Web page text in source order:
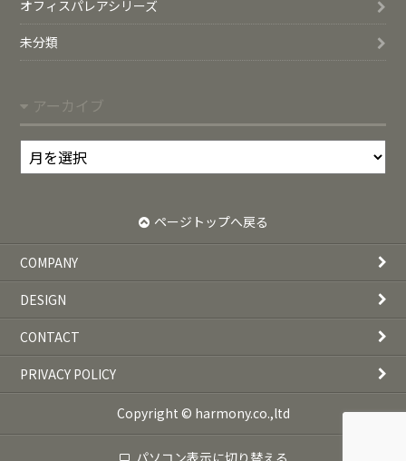
オフィスパレアシリーズ
未分類
アーカイブ
ア
ー
ブ
ページトップへ戻る
COMPANY
DESIGN
CONTACT
PRIVACY POLICY
Copyright © harmony.co.,ltd